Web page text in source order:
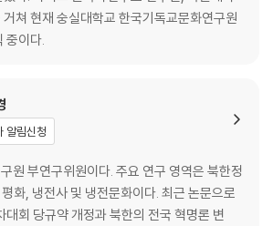
쳐 현재 숭실대학교 한국기독교문화연구원
중이다.
알림신청
원 부연구위원이다. 주요 연구 영역은 북한정
화, 냉전사 및 냉전문화이다. 최근 논문으로
회 당규약 개정과 북한의 전국 혁명론 변